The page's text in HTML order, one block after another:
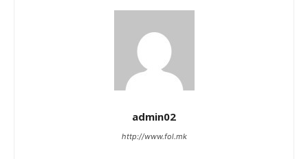
admin02
http://www.fol.mk